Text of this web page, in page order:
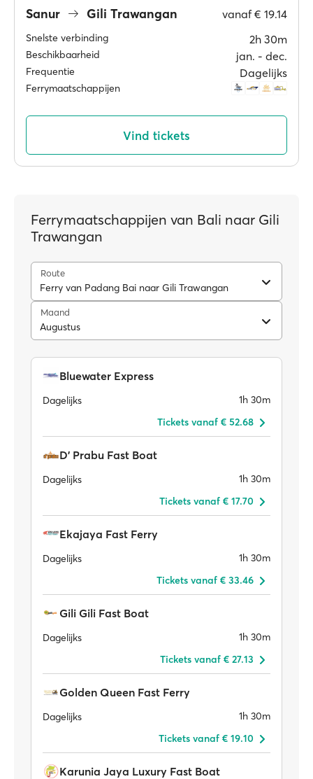
Sanur Gili Trawangan vanaf€ 19.14
Snelste verbinding 2h 30m
Beschikbaarheid jan. ‐ dec.
Frequentie Dagelijks
Ferrymaatschappijen
Vind tickets
Ferrymaatschappijen van Bali naar Gili
Trawangan
Route
Ferry van Padang Bai naar Gili Trawangan
Maand
Augustus
Bluewater Express
Dagelijks
1h 30m
Tickets vanaf € 52.68
D' Prabu Fast Boat
Dagelijks
1h 30m
Tickets vanaf € 17.70
Ekajaya Fast Ferry
Dagelijks
1h 30m
Tickets vanaf € 33.46
Gili Gili Fast Boat
Dagelijks
1h 30m
Tickets vanaf € 27.13
Golden Queen Fast Ferry
Dagelijks
1h 30m
Tickets vanaf € 19.10
Karunia Jaya Luxury Fast Boat